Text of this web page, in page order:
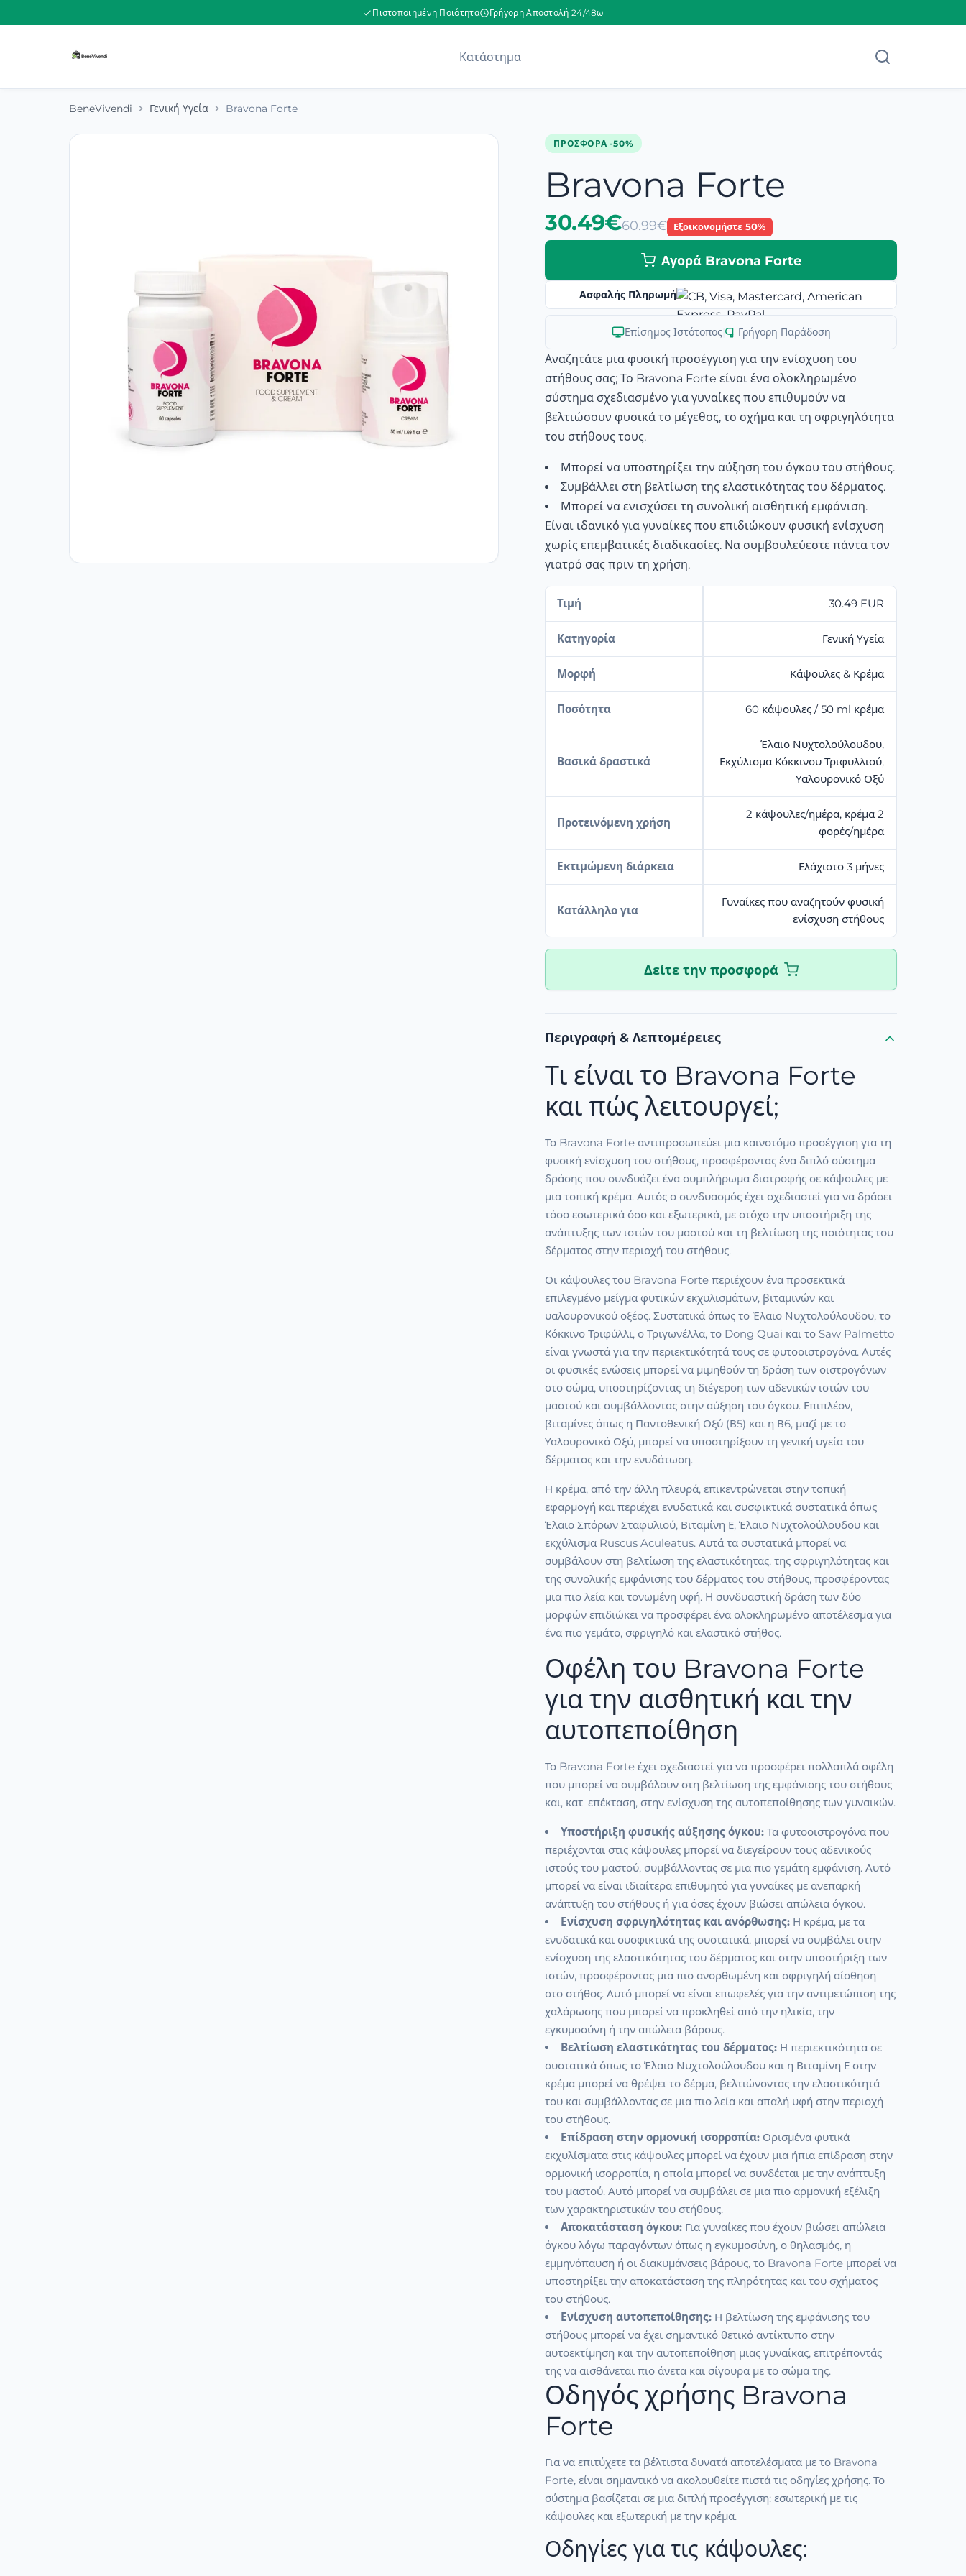
Πιστοποιημένη Ποιότητα Γρήγορη Αποστολή 24/48ω
Κατάστημα
BeneVivendi Γενική Υγεία Bravona Forte
ΠΡΟΣΦΟΡΆ -50%
Bravona Forte
30.49€60.99€ Εξοικονομήστε 50%
Αγορά Bravona Forte
Ασφαλής Πληρωμή
Επίσημος Ιστότοπος| Γρήγορη Παράδοση
Αναζητάτε μια φυσική προσέγγιση για την ενίσχυση του
στήθους σας; Το Bravona Forte είναι ένα ολοκληρωμένο
σύστημα σχεδιασμένο για γυναίκες που επιθυμούν να
βελτιώσουν φυσικά το μέγεθος, το σχήμα και τη σφριγηλότητα
του στήθους τους.
Μπορεί να υποστηρίξει την αύξηση του όγκου του στήθους.
Συμβάλλει στη βελτίωση της ελαστικότητας του δέρματος.
Μπορεί να ενισχύσει τη συνολική αισθητική εμφάνιση.
Είναι ιδανικό για γυναίκες που επιδιώκουν φυσική ενίσχυση
χωρίς επεμβατικές διαδικασίες. Να συμβουλεύεστε πάντα τον
γιατρό σας πριν τη χρήση.
Τιμή 30.49 EUR
Κατηγορία Γενική Υγεία
Μορφή Κάψουλες & Κρέμα
Ποσότητα 60 κάψουλες / 50 ml κρέμα
Βασικά δραστικά
Έλαιο Νυχτολούλουδου,
Εκχύλισμα Κόκκινου Τριφυλλιού,
Υαλουρονικό Οξύ
Προτεινόμενη χρήση
2 κάψουλες/ημέρα, κρέμα 2
φορές/ημέρα
Εκτιμώμενη διάρκεια Ελάχιστο 3 μήνες
Κατάλληλο για
Γυναίκες που αναζητούν φυσική
ενίσχυση στήθους
Δείτε την προσφορά
Περιγραφή & Λεπτομέρειες
Τι είναι το Bravona Forte
και πώς λειτουργεί;
Το Bravona Forte αντιπροσωπεύει μια καινοτόμο προσέγγιση για τη
φυσική ενίσχυση του στήθους, προσφέροντας ένα διπλό σύστημα
δράσης που συνδυάζει ένα συμπλήρωμα διατροφής σε κάψουλες με
μια τοπική κρέμα. Αυτός ο συνδυασμός έχει σχεδιαστεί για να δράσει
τόσο εσωτερικά όσο και εξωτερικά, με στόχο την υποστήριξη της
ανάπτυξης των ιστών του μαστού και τη βελτίωση της ποιότητας του
δέρματος στην περιοχή του στήθους.
Οι κάψουλες του Bravona Forte περιέχουν ένα προσεκτικά
επιλεγμένο μείγμα φυτικών εκχυλισμάτων, βιταμινών και
υαλουρονικού οξέος. Συστατικά όπως το Έλαιο Νυχτολούλουδου, το
Κόκκινο Τριφύλλι, ο Τριγωνέλλα, το Dong Quai και το Saw Palmetto
είναι γνωστά για την περιεκτικότητά τους σε φυτοοιστρογόνα. Αυτές
οι φυσικές ενώσεις μπορεί να μιμηθούν τη δράση των οιστρογόνων
στο σώμα, υποστηρίζοντας τη διέγερση των αδενικών ιστών του
μαστού και συμβάλλοντας στην αύξηση του όγκου. Επιπλέον,
βιταμίνες όπως η Παντοθενική Οξύ (Β5) και η Β6, μαζί με το
Υαλουρονικό Οξύ, μπορεί να υποστηρίξουν τη γενική υγεία του
δέρματος και την ενυδάτωση.
Η κρέμα, από την άλλη πλευρά, επικεντρώνεται στην τοπική
εφαρμογή και περιέχει ενυδατικά και συσφικτικά συστατικά όπως
Έλαιο Σπόρων Σταφυλιού, Βιταμίνη Ε, Έλαιο Νυχτολούλουδου και
εκχύλισμα Ruscus Aculeatus. Αυτά τα συστατικά μπορεί να
συμβάλουν στη βελτίωση της ελαστικότητας, της σφριγηλότητας και
της συνολικής εμφάνισης του δέρματος του στήθους, προσφέροντας
μια πιο λεία και τονωμένη υφή. Η συνδυαστική δράση των δύο
μορφών επιδιώκει να προσφέρει ένα ολοκληρωμένο αποτέλεσμα για
ένα πιο γεμάτο, σφριγηλό και ελαστικό στήθος.
Οφέλη του Bravona Forte
για την αισθητική και την
αυτοπεποίθηση
Το Bravona Forte έχει σχεδιαστεί για να προσφέρει πολλαπλά οφέλη
που μπορεί να συμβάλουν στη βελτίωση της εμφάνισης του στήθους
και, κατ' επέκταση, στην ενίσχυση της αυτοπεποίθησης των γυναικών.
Υποστήριξη φυσικής αύξησης όγκου:Τα φυτοοιστρογόνα που
περιέχονται στις κάψουλες μπορεί να διεγείρουν τους αδενικούς
ιστούς του μαστού, συμβάλλοντας σε μια πιο γεμάτη εμφάνιση. Αυτό
μπορεί να είναι ιδιαίτερα επιθυμητό για γυναίκες με ανεπαρκή
ανάπτυξη του στήθους ή για όσες έχουν βιώσει απώλεια όγκου.
Ενίσχυση σφριγηλότητας και ανόρθωσης:Η κρέμα, με τα
ενυδατικά και συσφικτικά της συστατικά, μπορεί να συμβάλει στην
ενίσχυση της ελαστικότητας του δέρματος και στην υποστήριξη των
ιστών, προσφέροντας μια πιο ανορθωμένη και σφριγηλή αίσθηση
στο στήθος. Αυτό μπορεί να είναι επωφελές για την αντιμετώπιση της
χαλάρωσης που μπορεί να προκληθεί από την ηλικία, την
εγκυμοσύνη ή την απώλεια βάρους.
Βελτίωση ελαστικότητας του δέρματος:Η περιεκτικότητα σε
συστατικά όπως το Έλαιο Νυχτολούλουδου και η Βιταμίνη Ε στην
κρέμα μπορεί να θρέψει το δέρμα, βελτιώνοντας την ελαστικότητά
του και συμβάλλοντας σε μια πιο λεία και απαλή υφή στην περιοχή
του στήθους.
Επίδραση στην ορμονική ισορροπία:Ορισμένα φυτικά
εκχυλίσματα στις κάψουλες μπορεί να έχουν μια ήπια επίδραση στην
ορμονική ισορροπία, η οποία μπορεί να συνδέεται με την ανάπτυξη
του μαστού. Αυτό μπορεί να συμβάλει σε μια πιο αρμονική εξέλιξη
των χαρακτηριστικών του στήθους.
Αποκατάσταση όγκου:Για γυναίκες που έχουν βιώσει απώλεια
όγκου λόγω παραγόντων όπως η εγκυμοσύνη, ο θηλασμός, η
εμμηνόπαυση ή οι διακυμάνσεις βάρους, το Bravona Forte μπορεί να
υποστηρίξει την αποκατάσταση της πληρότητας και του σχήματος
του στήθους.
Ενίσχυση αυτοπεποίθησης:Η βελτίωση της εμφάνισης του
στήθους μπορεί να έχει σημαντικό θετικό αντίκτυπο στην
αυτοεκτίμηση και την αυτοπεποίθηση μιας γυναίκας, επιτρέποντάς
της να αισθάνεται πιο άνετα και σίγουρα με το σώμα της.
Οδηγός χρήσης Bravona
Forte
Για να επιτύχετε τα βέλτιστα δυνατά αποτελέσματα με το Bravona
Forte, είναι σημαντικό να ακολουθείτε πιστά τις οδηγίες χρήσης. Το
σύστημα βασίζεται σε μια διπλή προσέγγιση: εσωτερική με τις
κάψουλες και εξωτερική με την κρέμα.
Οδηγίες για τις κάψουλες: